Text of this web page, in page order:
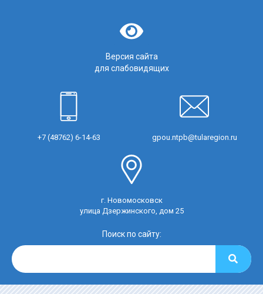
Версия сайта
для слабовидящих
+7 (48762) 6-14-63 gpou.ntpb@tularegion.ru
г. Новомосковск
улица Дзержинского, дом 25
Поиск по сайту: